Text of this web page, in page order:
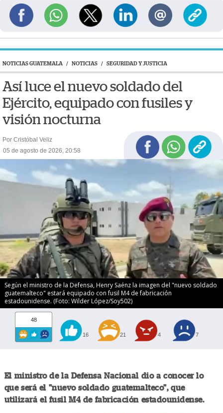
NOTICIAS GUATEMALA / NOTICIAS / SEGURIDAD Y JUSTICIA
Así luce el nuevo soldado del
Ejército, equipado con fusiles y
visión nocturna
Por Cristóbal Veliz
05 de agosto de 2026, 20:58
Según el ministro de la Defensa, Henry Saénz la imagen del "nuevo soldado
guatemalteco" estará equipado con fusil M4 de fabricación
estadounidense. (Foto: Wilder López/Soy502)
48
16 21 4 7
El ministro de la Defensa Nacional dio a conocer lo
que será el "nuevo soldado guatemalteco", que
utilizará el fusil M4 de fabricación estadounidense.